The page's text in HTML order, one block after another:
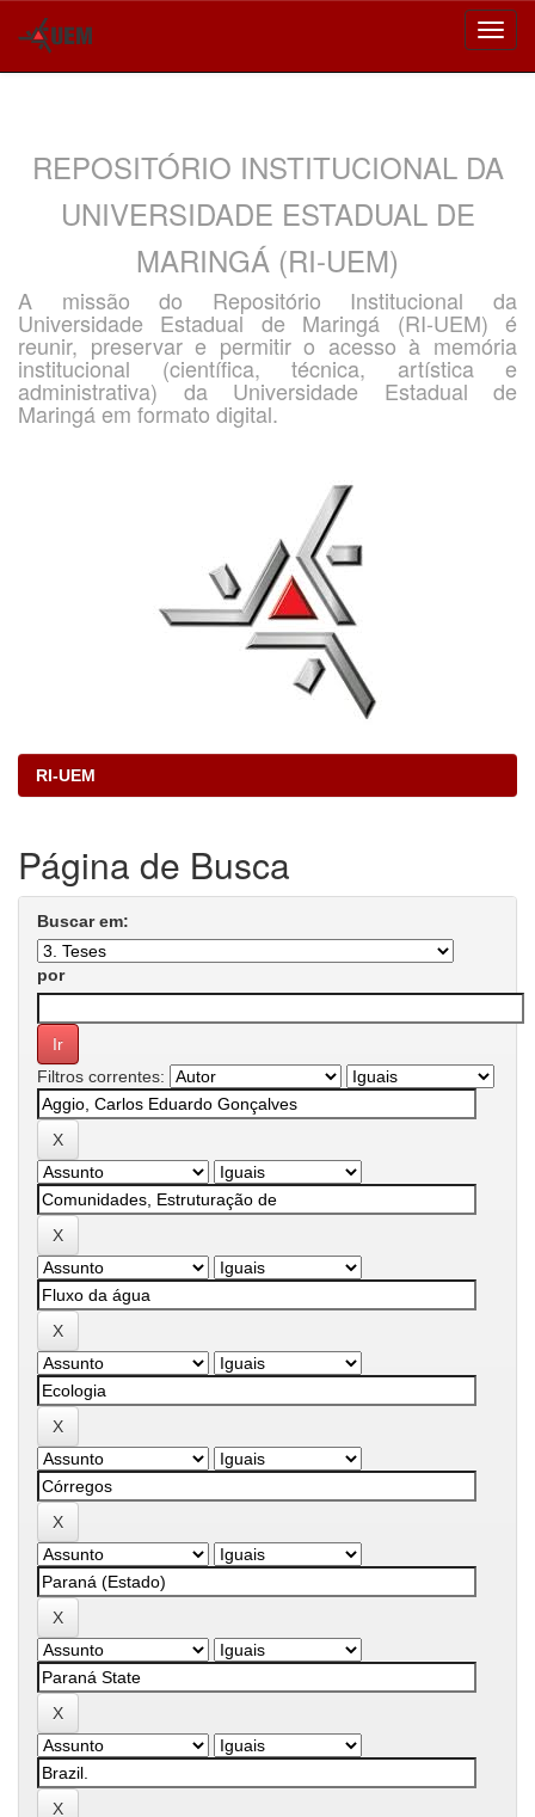
REPOSITÓRIO INSTITUCIONAL DA
UNIVERSIDADE ESTADUAL DE
MARINGÁ (RI-UEM)
A missão do Repositório Institucional da
Universidade Estadual de Maringá (RI-UEM) é
reunir, preservar e permitir o acesso à memória
institucional (científica, técnica, artística e
administrativa) da Universidade Estadual de
Maringá em formato digital.
RI-UEM
Página de Busca
Buscar em:
por
Filtros correntes: